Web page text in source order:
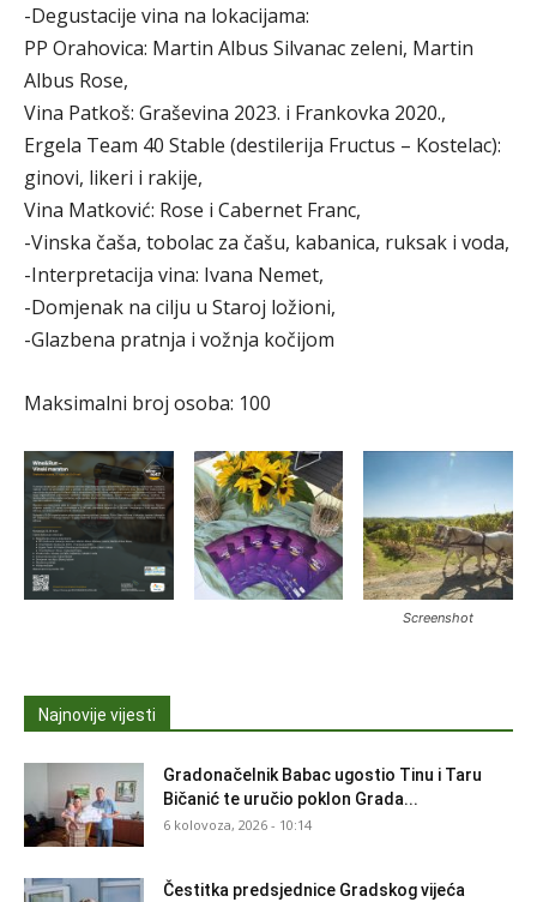
-Degustacije vina na lokacijama:
PP Orahovica: Martin Albus Silvanac zeleni, Martin
Albus Rose,
Vina Patkoš: Graševina 2023. i Frankovka 2020.,
Ergela Team 40 Stable (destilerija Fructus – Kostelac):
ginovi, likeri i rakije,
Vina Matković: Rose i Cabernet Franc,
-Vinska čaša, tobolac za čašu, kabanica, ruksak i voda,
-Interpretacija vina: Ivana Nemet,
-Domjenak na cilju u Staroj ložioni,
-Glazbena pratnja i vožnja kočijom
Maksimalni broj osoba: 100
Screenshot
Najnovije vijesti
Gradonačelnik Babac ugostio Tinu i Taru
Bičanić te uručio poklon Grada...
6 kolovoza, 2026 - 10:14
Čestitka predsjednice Gradskog vijeća